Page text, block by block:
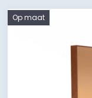
Op maat